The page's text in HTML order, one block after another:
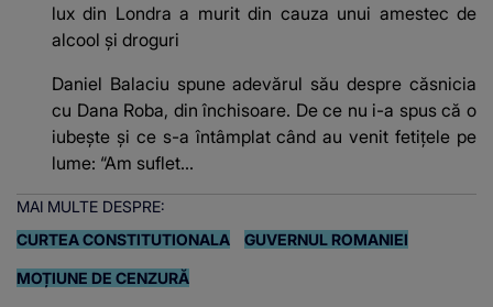
lux din Londra a murit din cauza unui amestec de
alcool și droguri
Daniel Balaciu spune adevărul său despre căsnicia
cu Dana Roba, din închisoare. De ce nu i-a spus că o
iubește și ce s-a întâmplat când au venit fetițele pe
lume: “Am suflet...
MAI MULTE DESPRE:
CURTEA CONSTITUTIONALA
GUVERNUL ROMANIEI
MOȚIUNE DE CENZURĂ